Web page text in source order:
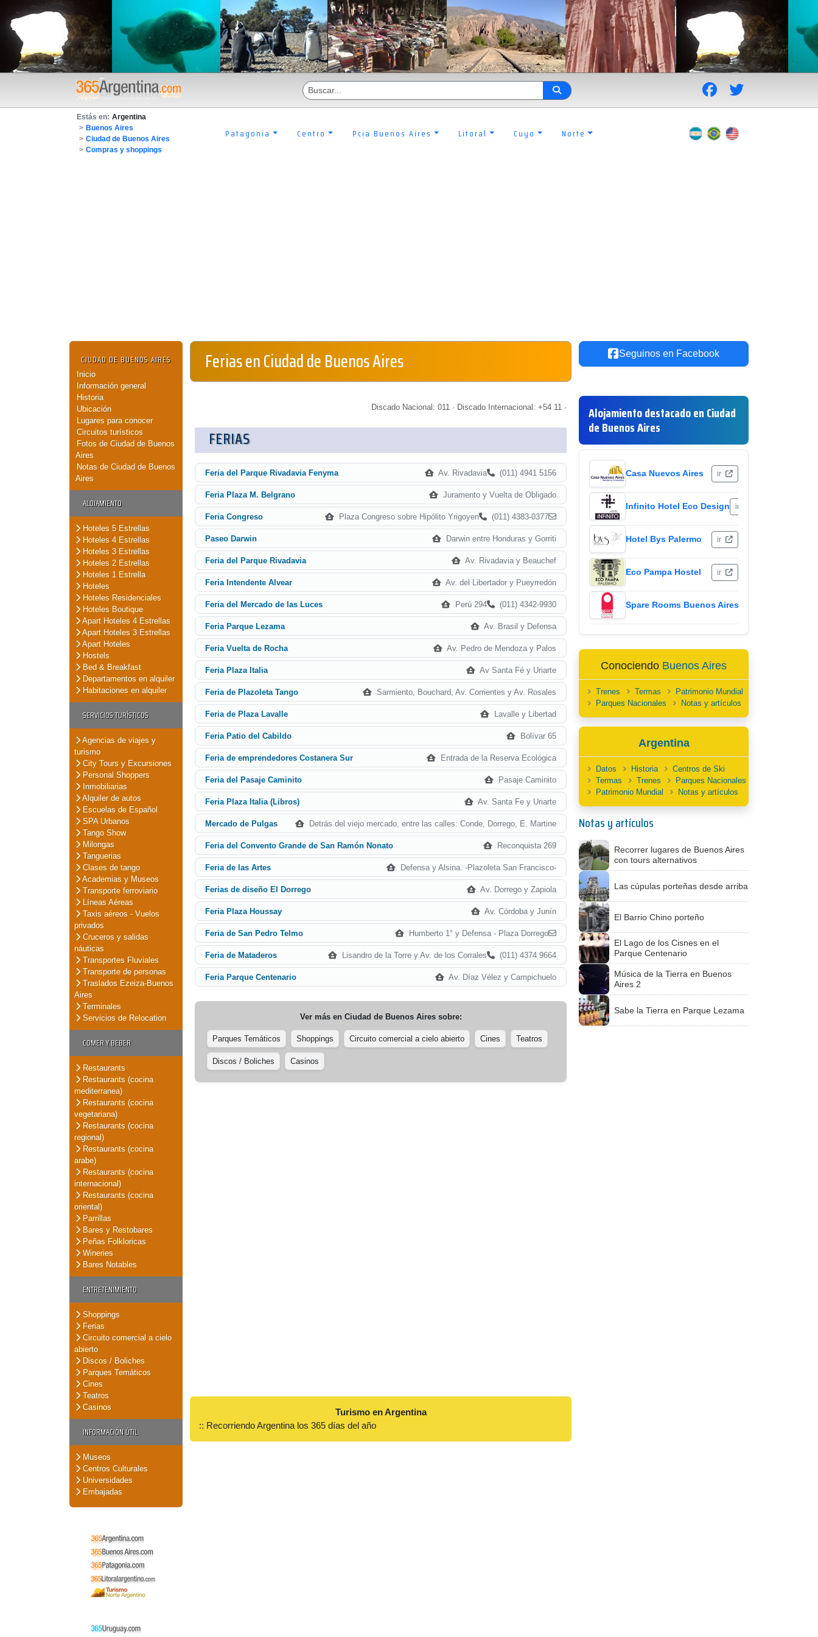
Estás en: Argentina
> Buenos Aires
> Ciudad de Buenos Aires
> Compras y shoppings
Patagonia Centro Pcia Buenos Aires Litoral Cuyo Norte
CIUDAD DE BUENOS AIRES
Inicio
Información general
Historia
Ubicación
Lugares para conocer
Circuitos turísticos
Fotos de Ciudad de Buenos
Aires
Notas de Ciudad de Buenos
Aires
ALOJAMIENTO
Hoteles 5 Estrellas
Hoteles 4 Estrellas
Hoteles 3 Estrellas
Hoteles 2 Estrellas
Hoteles 1 Estrella
Hoteles
Hoteles Residenciales
Hoteles Boutique
Apart Hoteles 4 Estrellas
Apart Hoteles 3 Estrellas
Apart Hoteles
Hostels
Bed & Breakfast
Departamentos en alquiler
Habitaciones en alquiler
SERVICIOS TURÍSTICOS
Agencias de viajes y
turismo
City Tours y Excursiones
Personal Shoppers
Inmobiliarias
Alquiler de autos
Escuelas de Español
SPA Urbanos
Tango Show
Milongas
Tanguerias
Clases de tango
Academias y Museos
Transporte ferroviario
Líneas Aéreas
Taxis aéreos - Vuelos
privados
Cruceros y salidas
náuticas
Transportes Fluviales
Transporte de personas
Traslados Ezeiza-Buenos
Aires
Terminales
Servicios de Relocation
COMER Y BEBER
Restaurants
Restaurants (cocina
mediterranea)
Restaurants (cocina
vegetariana)
Restaurants (cocina
regional)
Restaurants (cocina
arabe)
Restaurants (cocina
internacional)
Restaurants (cocina
oriental)
Parrillas
Bares y Restobares
Peñas Folkloricas
Wineries
Bares Notables
ENTRETENIMIENTO
Shoppings
Ferias
Circuito comercial a cielo
abierto
Discos / Boliches
Parques Temáticos
Cines
Teatros
Casinos
INFORMACIÓN ÚTIL
Museos
Centros Culturales
Universidades
Embajadas
Ferias en Ciudad de Buenos Aires
Discado Nacional: 011 · Discado Internacional: +54 11 ·
FERIAS
Feria del Parque Rivadavia Fenyma Av. Rivadavia (011) 4941 5156
Feria Plaza M. Belgrano Juramento y Vuelta de Obligado
Feria Congreso Plaza Congreso sobre Hipólito Yrigoyen (011) 4383-0377
Paseo Darwin Darwin entre Honduras y Gorriti
Feria del Parque Rivadavia Av. Rivadavia y Beauchef
Feria Intendente Alvear Av. del Libertador y Pueyrredón
Feria del Mercado de las Luces Perú 294 (011) 4342-9930
Feria Parque Lezama Av. Brasil y Defensa
Feria Vuelta de Rocha Av. Pedro de Mendoza y Palos
Feria Plaza Italia Av Santa Fé y Uriarte
Feria de Plazoleta Tango Sarmiento, Bouchard, Av. Corrientes y Av. Rosales
Feria de Plaza Lavalle Lavalle y Libertad
Feria Patio del Cabildo Bolívar 65
Feria de emprendedores Costanera Sur Entrada de la Reserva Ecológica
Feria del Pasaje Caminito Pasaje Caminito
Feria Plaza Italia (Libros) Av. Santa Fe y Uriarte
Mercado de Pulgas Detrás del viejo mercado, entre las calles: Conde, Dorrego, E. Martine
Feria del Convento Grande de San Ramón Nonato Reconquista 269
Feria de las Artes Defensa y Alsina. -Plazoleta San Francisco-
Ferias de diseño El Dorrego Av. Dorrego y Zapiola
Feria Plaza Houssay Av. Córdoba y Junín
Feria de San Pedro Telmo Humberto 1° y Defensa - Plaza Dorrego
Feria de Mataderos Lisandro de la Torre y Av. de los Corrales (011) 4374 9664
Feria Parque Centenario Av. Díaz Vélez y Campichuelo
Ver más en Ciudad de Buenos Airessobre:
Parques Temáticos Shoppings Circuito comercial a cielo abierto Cines Teatros
Discos / Boliches Casinos
Turismo en Argentina
:: Recorriendo Argentina los 365 días del año
Seguinos en Facebook
Alojamiento destacado en Ciudad
de Buenos Aires
Casa Nuevos Aires ir
Infinito Hotel Eco Design ir
Hotel Bys Palermo ir
Eco Pampa Hostel ir
Spare Rooms Buenos Aires
Conociendo Buenos Aires
Trenes Termas
Patrimonio Mundial
Parques Nacionales
Notas y artículos
Argentina
Datos Historia
Centros de Ski
Termas
Trenes
Parques Nacionales
Patrimonio Mundial
Notas y artículos
Notas y artículos
Recorrer lugares de Buenos Aires
con tours alternativos
Las cúpulas porteñas desde arriba
El Barrio Chino porteño
El Lago de los Cisnes en el
Parque Centenario
Música de la Tierra en Buenos
Aires 2
Sabe la Tierra en Parque Lezama